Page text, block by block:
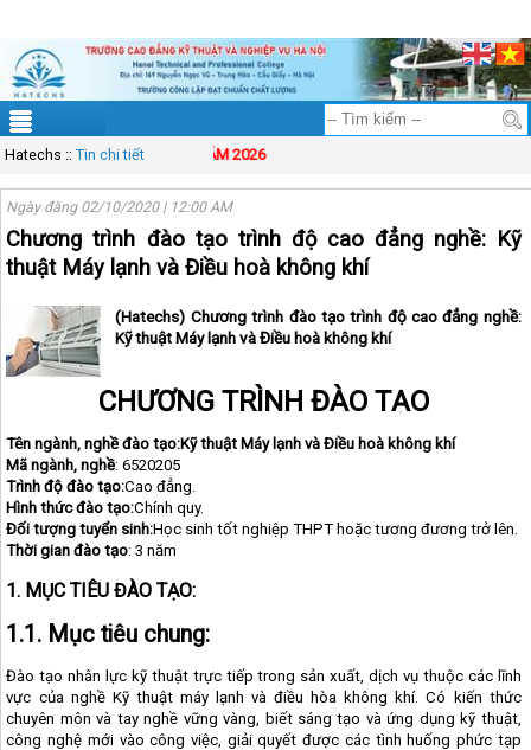
Hatechs ::Tin chi tiết
BÁO TUYỂN SINH NĂM 2026
Ngày đăng 02/10/2020 | 12:00 AM
Chương trình đào tạo trình độ cao đẳng nghề: Kỹ
thuật Máy lạnh và Điều hoà không khí
(Hatechs) Chương trình đào tạo trình độ cao đẳng nghề:
Kỹ thuật Máy lạnh và Điều hoà không khí
CHƯƠNG TRÌNH ĐÀO TẠO
Tên ngành, nghề đào tạo:Kỹ thuật Máy lạnh và Điều hoà không khí
Mã ngành, nghề: 6520205
Trình độ đào tạo:Cao đẳng.
Hình thức đào tạo:Chính quy.
Đối tượng tuyển sinh:Học sinh tốt nghiệp THPT hoặc tương đương trở lên.
Thời gian đào tạo: 3 năm
1. MỤC TIÊU ĐÀO TẠO:
1.1. Mục tiêu chung:
Đào tạo nhân lực kỹ thuật trực tiếp trong sản xuất, dịch vụ thuộc các lĩnh
vực của nghề Kỹ thuật máy lạnh và điều hòa không khí. Có kiến thức
chuyên môn và tay nghề vững vàng, biết sáng tạo và ứng dụng kỹ thuật,
công nghệ mới vào công việc, giải quyết được các tình huống phức tạp